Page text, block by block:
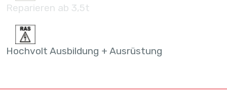
Reparieren ab 3,5t
Hochvolt Ausbildung + Ausrüstung